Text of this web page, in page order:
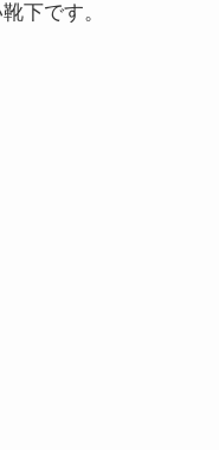
下です。